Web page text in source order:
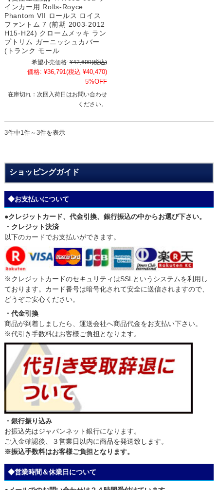
インカー用 Rolls-Royce
Phantom VII ロールス ロイス
ファントム 7 (前期 2003-2012
H15-H24) クロームメッキ ラン
プトリム ガーニッシュカバー
(トランク モール
希望小売価格: ¥42,600(税込)
価格: ¥36,791(税込 ¥40,470)
5%OFF
在庫切れ：次回入荷日はお問い合わせ
ください。
3件中1件～3件を表示
ショッピングガイド
◆お支払いについて
●クレジットカード、代金引換、銀行振込の中からお選び下さい。
・クレジット決済
以下のカードでお支払いができます。
※クレジットカードのセキュリティはSSLというシステムを利用し
ております。カード番号は暗号化されて安全に送信されますので、
どうぞご安心ください。
・代金引換
商品が到着しましたら、運送会社へ商品代金をお支払い下さい。
※代引き手数料はお客様ご負担となります。
・銀行振り込み
お振込先はジャパンネット銀行になります。
ご入金確認後、３営業日以内に商品を発送致します。
※振込手数料はお客様ご負担となります。
◆営業時間＆休業日について